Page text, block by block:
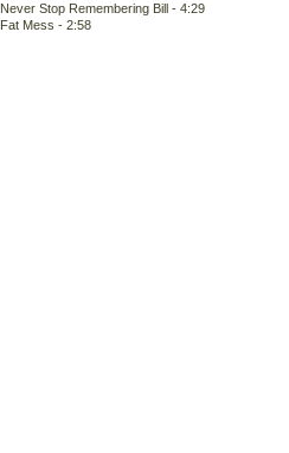
Never Stop Remembering Bill - 4:29
Fat Mess - 2:58